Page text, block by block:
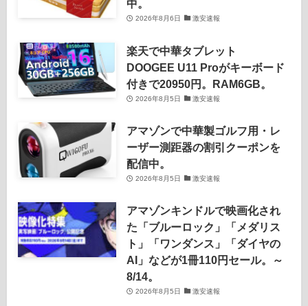
中。
2026年8月6日 激安速報
楽天で中華タブレット
DOOGEE U11 Proがキーボード
付きで20950円。RAM6GB。
2026年8月5日 激安速報
アマゾンで中華製ゴルフ用・レ
ーザー測距器の割引クーポンを
配信中。
2026年8月5日 激安速報
アマゾンキンドルで映画化され
た「ブルーロック」「メダリス
ト」「ワンダンス」「ダイヤの
AI」などが1冊110円セール。～
8/14。
2026年8月5日 激安速報